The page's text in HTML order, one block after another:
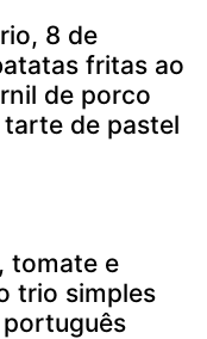
8 de
fritas ao
de porco
tarte de pastel
tomate e
trio simples